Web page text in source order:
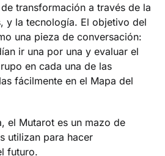
transformación a través de la
y la tecnología. El objetivo del
una pieza de conversación:
ir una por una y evaluar el
en cada una de las
fácilmente en el Mapa del
el Mutarot es un mazo de
utilizan para hacer
futuro.